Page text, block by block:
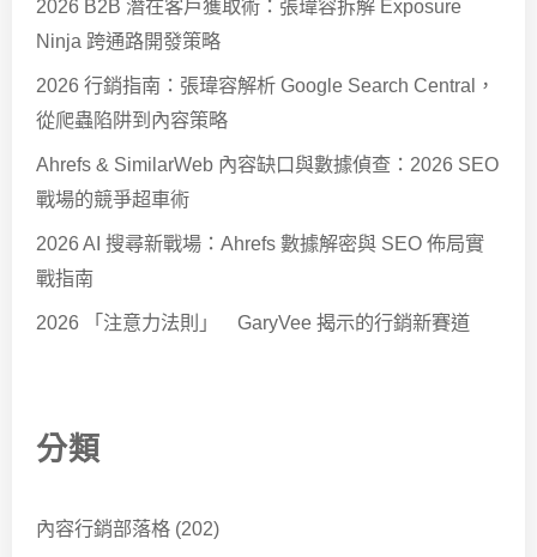
2026 B2B 潛在客戶獲取術：張瑋容拆解 Exposure
Ninja 跨通路開發策略
2026 行銷指南：張瑋容解析 Google Search Central，
從爬蟲陷阱到內容策略
Ahrefs & SimilarWeb 內容缺口與數據偵查：2026 SEO
戰場的競爭超車術
2026 AI 搜尋新戰場：Ahrefs 數據解密與 SEO 佈局實
戰指南
2026 「注意力法則」 GaryVee 揭示的行銷新賽道
分類
內容行銷部落格 (202)